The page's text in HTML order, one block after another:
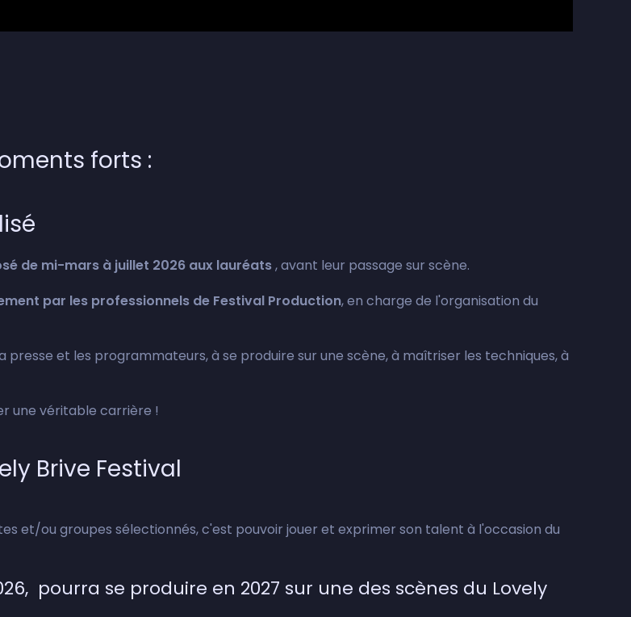
forts :
de mi-mars à juillet 2026 aux lauréats, avant leur passage sur scène.
par les professionnels de Festival Production, en charge de l'organisation du
et les programmateurs, à se produire sur une scène, à maîtriser les techniques, à
une véritable carrière !
Brive Festival
et/ou groupes sélectionnés, c'est pouvoir jouer et exprimer son talent à l'occasion du
pourra se produire en 2027 sur une des scènes du Lovely